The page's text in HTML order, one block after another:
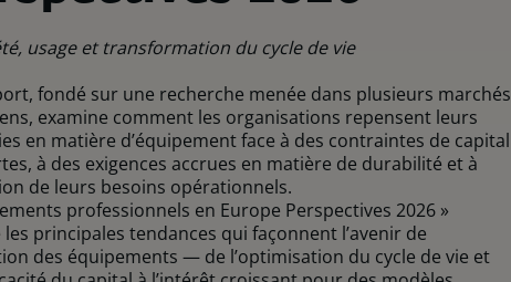
usage et transformation du cycle de vie
fondé sur une recherche menée dans plusieurs marchés
examine comment les organisations repensent leurs
en matière d’équipement face à des contraintes de capital
à des exigences accrues en matière de durabilité et à
de leurs besoins opérationnels.
professionnels en Europe Perspectives 2026 »
les principales tendances qui façonnent l’avenir de
des équipements — de l’optimisation du cycle de vie et